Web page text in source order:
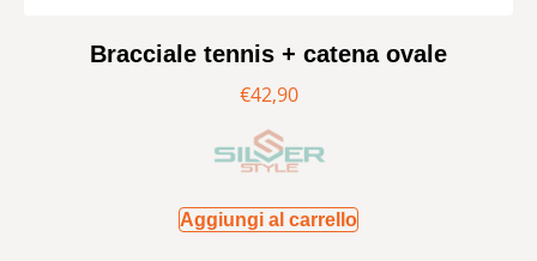
Bracciale tennis + catena ovale
€42,90
Aggiungi al carrello